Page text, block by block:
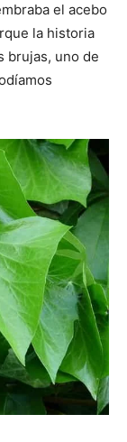
el acebo
la historia
brujas, uno de